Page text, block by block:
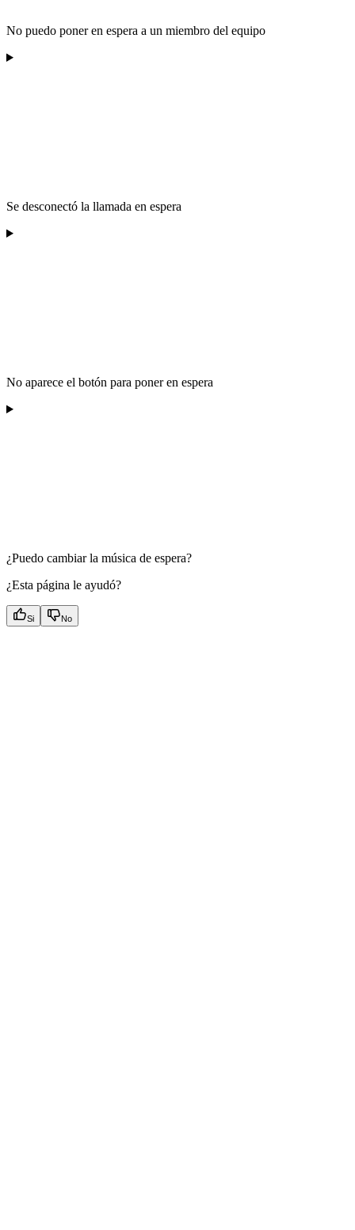
No puedo poner en espera a un miembro del equipo
Se desconectó la llamada en espera
No aparece el botón para poner en espera
¿Puedo cambiar la música de espera?
¿Esta página le ayudó?
Si No